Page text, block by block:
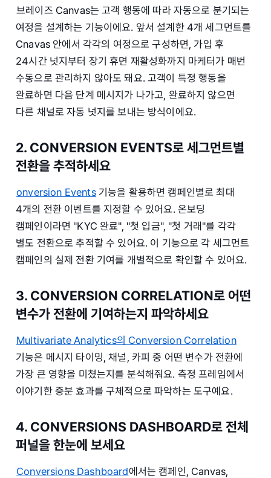
브레이즈 Canvas는 고객 행동에 따라 자동으로 분기되는
여정을 설계하는 기능이에요. 앞서 설계한 4개 세그먼트를
Cnavas 안에서 각각의 여정으로 구성하면, 가입 후
24시간 넛지부터 장기 휴면 재활성화까지 마케터가 매번
수동으로 관리하지 않아도 돼요. 고객이 특정 행동을
완료하면 다음 단계 메시지가 나가고, 완료하지 않으면
다른 채널로 자동 넛지를 보내는 방식이에요.
2. CONVERSION EVENTS로 세그먼트별
전환을 추적하세요
onversion Events기능을 활용하면 캠페인별로 최대
4개의 전환 이벤트를 지정할 수 있어요. 온보딩
캠페인이라면 "KYC 완료", "첫 입금", "첫 거래"를 각각
별도 전환으로 추적할 수 있어요. 이 기능으로 각 세그먼트
캠페인의 실제 전환 기여를 개별적으로 확인할 수 있어요.
3. CONVERSION CORRELATION로 어떤
변수가 전환에 기여하는지 파악하세요
Multivariate Analytics의 Conversion Correlation
기능은 메시지 타이밍, 채널, 카피 중 어떤 변수가 전환에
가장 큰 영향을 미쳤는지를 분석해줘요. 측정 프레임에서
이야기한 증분 효과를 구체적으로 파악하는 도구예요.
4. CONVERSIONS DASHBOARD로 전체
퍼널을 한눈에 보세요
Conversions Dashboard에서는 캠페인, Canvas,